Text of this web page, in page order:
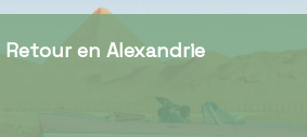
Retour en Alexandrie